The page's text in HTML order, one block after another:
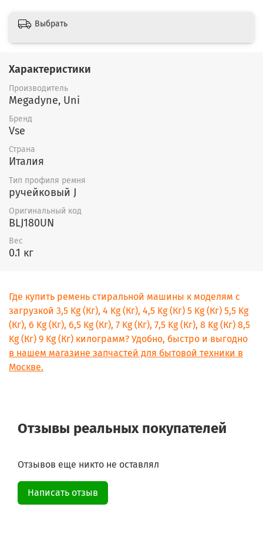
Выбрать
Характеристики
Производитель
Megadyne, Uni
Бренд
Vse
Страна
Италия
Тип профиля ремня
ручейковый J
Оригинальный код
BLJ180UN
Вес
0.1 кг
Где купить ремень стиральной машины к моделям с
загрузкой 3,5 Kg (Кг), 4 Kg (Кг), 4,5 Kg (Кг) 5 Kg (Кг) 5,5 Kg
(Кг), 6 Kg (Кг), 6,5 Kg (Кг), 7 Kg (Кг), 7,5 Kg (Кг), 8 Kg (Кг) 8,5
Kg (Кг) 9 Kg (Кг) килограмм? Удобно, быстро и выгодно
в нашем магазине запчастей для бытовой техники в
Москве.
Отзывы реальных покупателей
Отзывов еще никто не оставлял
Написать отзыв